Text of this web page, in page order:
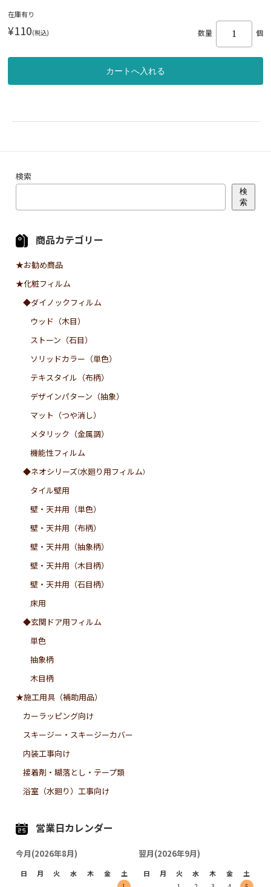
在庫有り
¥110(税込) 数量 個
検索
検
索
商品カテゴリー
★お勧め商品
★化粧フィルム
◆ダイノックフィルム
ウッド（木目）
ストーン（石目）
ソリッドカラー（単色）
テキスタイル（布柄）
デザインパターン（抽象）
マット（つや消し）
メタリック（金属調）
機能性フィルム
◆ネオシリーズ(水廻り用フィルム)
タイル壁用
壁・天井用（単色）
壁・天井用（布柄）
壁・天井用（抽象柄）
壁・天井用（木目柄）
壁・天井用（石目柄）
床用
◆玄関ドア用フィルム
単色
抽象柄
木目柄
★施工用具（補助用品）
カーラッピング向け
スキージー・スキージーカバー
内装工事向け
接着剤・糊落とし・テープ類
浴室（水廻り）工事向け
営業日カレンダー
今月(2026年8月)
日 月 火 水 木 金 土
翌月(2026年9月)
日 月 火 水 木 金 土